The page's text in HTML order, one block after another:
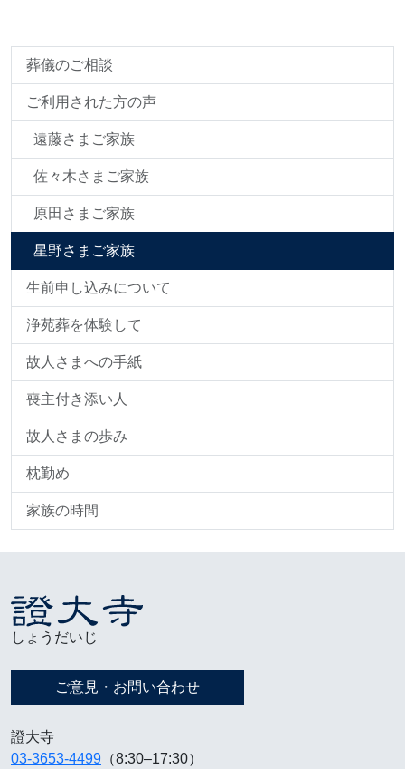
葬儀のご相談
ご利用された方の声
遠藤さまご家族
佐々木さまご家族
原田さまご家族
星野さまご家族
生前申し込みについて
浄苑葬を体験して
故人さまへの手紙
喪主付き添い人
故人さまの歩み
枕勤め
家族の時間
しょうだいじ
ご意見・お問い合わせ
證大寺
03-3653-4499 （8:30–17:30）